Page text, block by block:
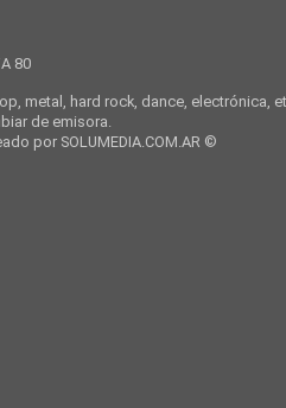
metal, hard rock, dance, electrónica,
de emisora.
por SOLUMEDIA.COM.AR ©